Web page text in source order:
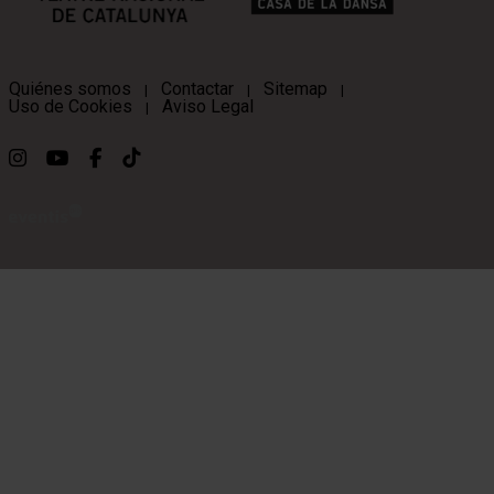
Quiénes somos | Contactar | Sitemap |
Uso de Cookies | Aviso Legal
Link a instagram
Link a youtube
Link a facebook
Link a ticktok